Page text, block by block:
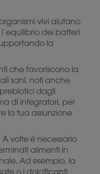
vivi aiutano
dei batteri
la
che favoriscono la
sani, noti anche
dagli
di integratori, per
la tua assunzione
A volte è necessario
alimenti in
Ad esempio, la
o i dolcificanti